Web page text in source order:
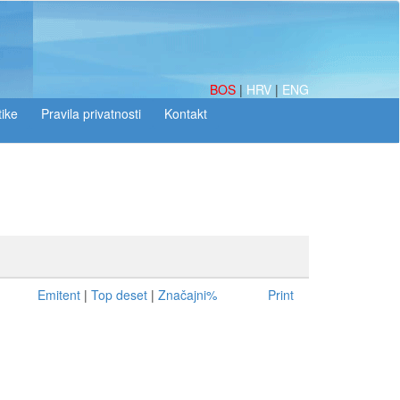
BOS | HRV | ENG
Emitent | Top deset | Značajni% Print